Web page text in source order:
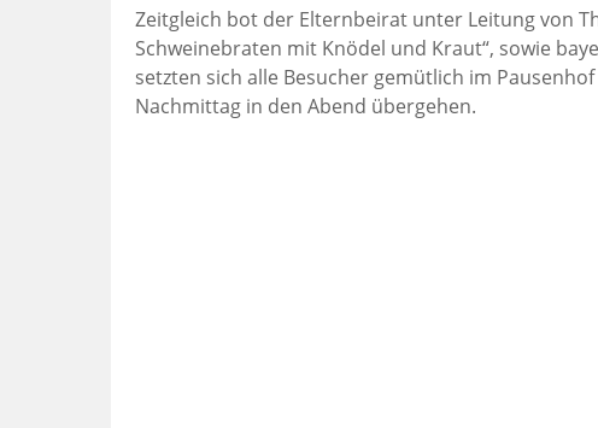
Zeitgleich bot der Elternbeirat unter Leitung von
Schweinebraten mit Knödel und Kraut“, sowie
setzten sich alle Besucher gemütlich im
Nachmittag in den Abend übergehen.